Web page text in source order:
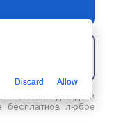
- Летний дождь в
бесплатнов любое
Discard Allow